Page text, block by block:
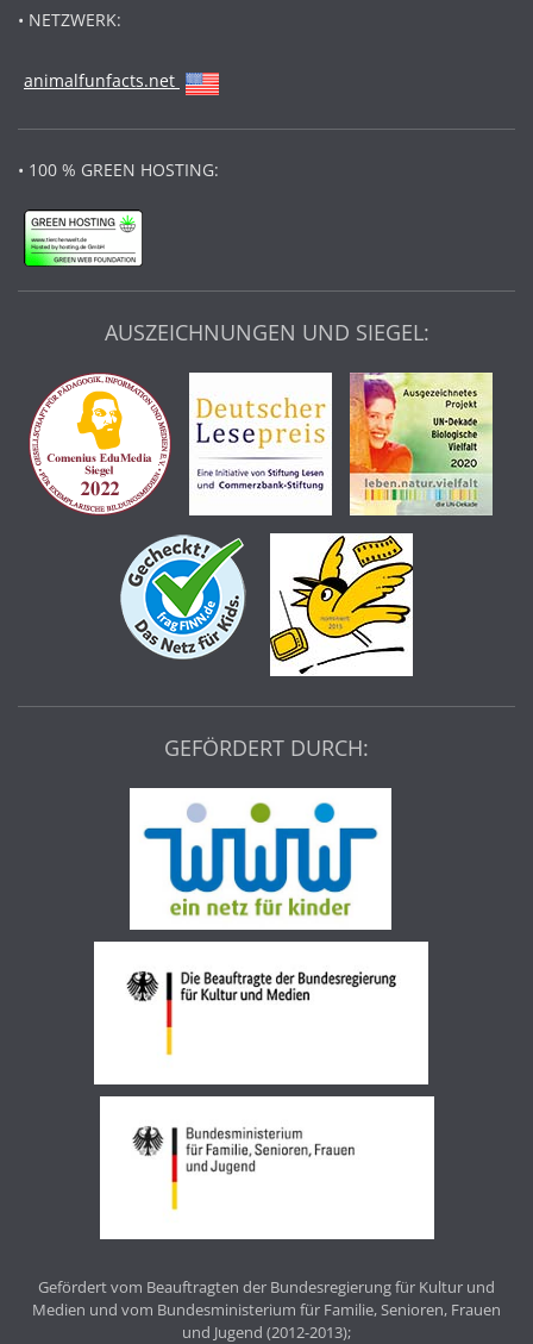
• NETZWERK:
animalfunfacts.net
• 100 % GREEN HOSTING:
AUSZEICHNUNGEN UND SIEGEL:
GEFÖRDERT DURCH:
Gefördert vom Beauftragten der Bundesregierung für Kultur und
Medien und vom Bundesministerium für Familie, Senioren, Frauen
und Jugend (2012-2013);